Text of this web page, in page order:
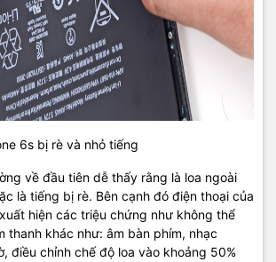
6s bị rè và nhỏ tiếng
về đầu tiên dễ thấy rằng là loa ngoài
là tiếng bị rè. Bên cạnh đó điện thoại của
hiện các triệu chứng như không thể
thanh khác như: âm bàn phím, nhạc
điều chỉnh chế độ loa vào khoảng 50%